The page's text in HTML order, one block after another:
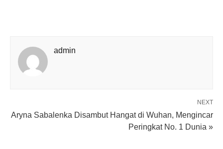
admin
NEXT
Aryna Sabalenka Disambut Hangat di Wuhan, Mengincar
Peringkat No. 1 Dunia »